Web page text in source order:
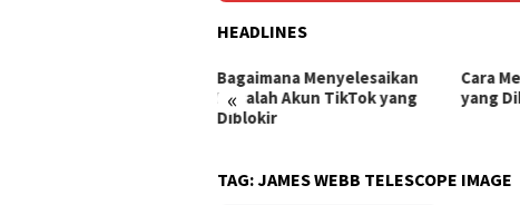
HEADLINES
«
Bagaimana Menyelesaikan
Masalah Akun TikTok yang
Diblokir
Cara
yang
TAG:JAMES WEBB TELESCOPE IMAGE